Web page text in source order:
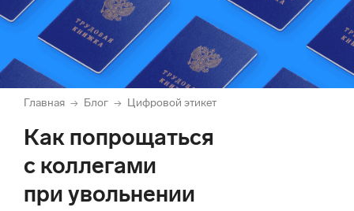
Главная → Блог → Цифровой этикет
Как попрощаться
с коллегами
при увольнении